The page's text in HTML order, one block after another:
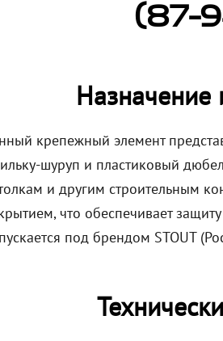
(87-
Назначение
крепежный элемент
шуруп и пластиковый
и другим строительным
что обеспечивает
под брендом STOUT